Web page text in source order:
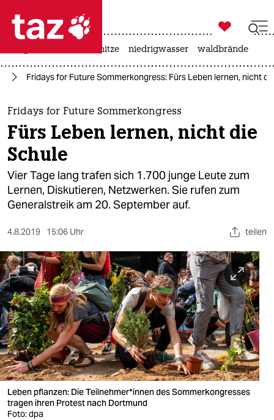
 taz zahl ich
taz zahl ich
themen
politik
öko
gesellschaft
sport
berlin
nord
wahrheit
verlag
verlag
veranstaltungen

taz zahl ich
hitze niedrigwasser waldbrände
Fridays for Future Sommerkongress: Fürs Leben lernen, nicht
Fridays for Future Sommerkongress
Fürs Leben lernen, nicht die
Schule
Vier Tage lang trafen sich 1.700 junge Leute zum
Lernen, Diskutieren, Netzwerken. Sie rufen zum
Generalstreik am 20. September auf.
4.8.2019 15:06 Uhr teilen
Leben pflanzen: Die Teilnehmer*innen des Sommerkongresses
tragen ihren Protest nach Dortmund
Foto: dpa